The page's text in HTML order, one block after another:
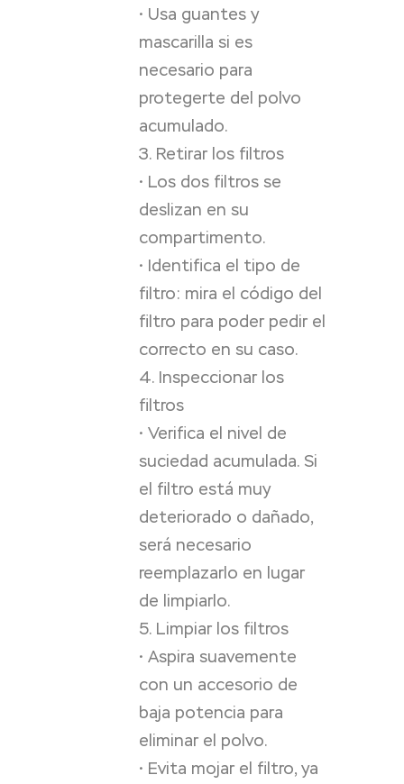
• Usa guantes y
mascarilla si es
necesario para
protegerte del polvo
acumulado.
3. Retirar los filtros
• Los dos filtros se
deslizan en su
compartimento.
• Identifica el tipo de
filtro: mira el código del
filtro para poder pedir el
correcto en su caso.
4. Inspeccionar los
filtros
• Verifica el nivel de
suciedad acumulada. Si
el filtro está muy
deteriorado o dañado,
será necesario
reemplazarlo en lugar
de limpiarlo.
5. Limpiar los filtros
• Aspira suavemente
con un accesorio de
baja potencia para
eliminar el polvo.
• Evita mojar el filtro, ya